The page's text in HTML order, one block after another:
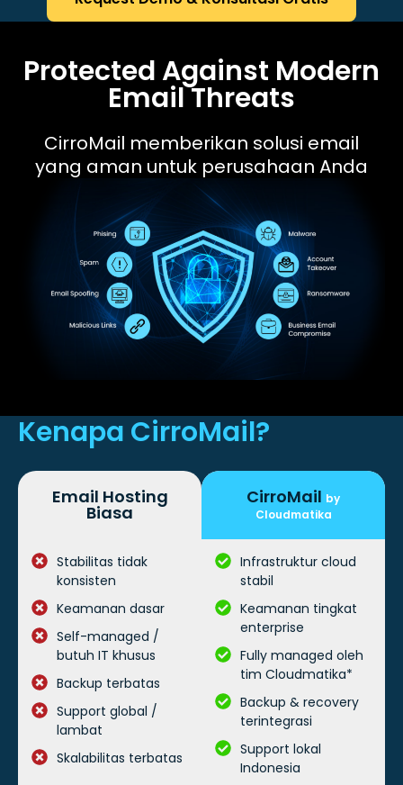
Protected Against Modern
Email Threats
CirroMail memberikan solusi email
yang aman untuk perusahaan Anda
Kenapa CirroMail?
Email Hosting
Biasa
Stabilitas tidak
konsisten
Keamanan dasar
Self-managed /
butuh IT khusus
Backup terbatas
Support global /
lambat
Skalabilitas terbatas
CirroMail by
Cloudmatika
Infrastruktur cloud
stabil
Keamanan tingkat
enterprise
Fully managed oleh
tim Cloudmatika*
Backup & recovery
terintegrasi
Support lokal
Indonesia